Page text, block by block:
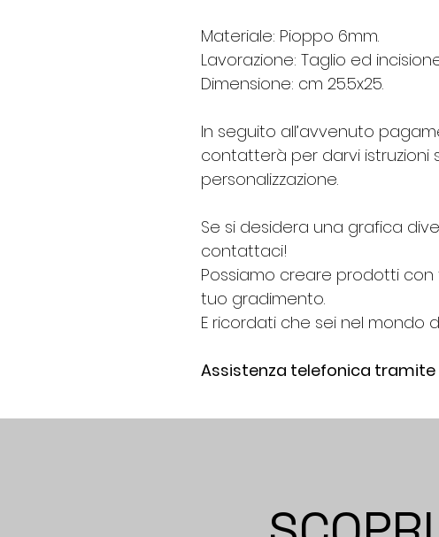
Materiale: Pioppo 6mm.
Lavorazione: Taglio ed
Dimensione: cm 25.5x25.
In seguito all’avvenuto
contatterà per darvi istruzioni
personalizzazione.
Se si desidera una grafica
contattaci!
Possiamo creare prodotti con
tuo gradimento.
E ricordati che sei nel mondo
Assistenza telefonica